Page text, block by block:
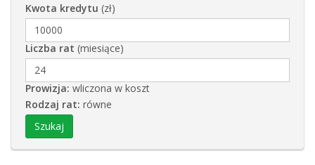
Kwota kredytu (zł)
Liczba rat (miesiące)
Prowizja: wliczona w koszt
Rodzaj rat: równe